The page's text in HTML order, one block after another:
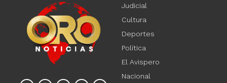
Judicial
Cultura
Deportes
Política
El Avispero
Nacional